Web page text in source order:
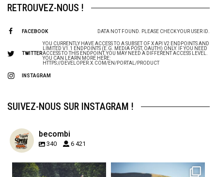
RETROUVEZ-NOUS !
FACEBOOK DATA NOT FOUND. PLEASE CHECK YOUR USER ID.
TWITTER
YOU CURRENTLY HAVE ACCESS TO A SUBSET OF X API V2 ENDPOINTS AND
LIMITED V1.1 ENDPOINTS (E.G. MEDIA POST, OAUTH) ONLY. IF YOU NEED
ACCESS TO THIS ENDPOINT, YOU MAY NEED A DIFFERENT ACCESS LEVEL.
YOU CAN LEARN MORE HERE:
HTTPS://DEVELOPER.X.COM/EN/PORTAL/PRODUCT
INSTAGRAM
SUIVEZ-NOUS SUR INSTAGRAM !
becombi
340 6 421
becombi